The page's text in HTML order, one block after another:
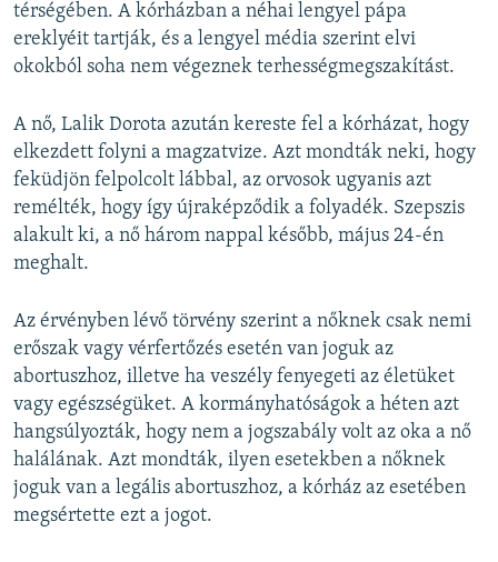
térségében. A kórházban a néhai lengyel pápa
ereklyéit tartják, és a lengyel média szerint elvi
okokból soha nem végeznek terhességmegszakítást.
A nő, Lalik Dorota azután kereste fel a kórházat, hogy
elkezdett folyni a magzatvize. Azt mondták neki, hogy
feküdjön felpolcolt lábbal, az orvosok ugyanis azt
remélték, hogy így újraképződik a folyadék. Szepszis
alakult ki, a nő három nappal később, május 24-én
meghalt.
Az érvényben lévő törvény szerint a nőknek csak nemi
erőszak vagy vérfertőzés esetén van joguk az
abortuszhoz, illetve ha veszély fenyegeti az életüket
vagy egészségüket. A kormányhatóságok a héten azt
hangsúlyozták, hogy nem a jogszabály volt az oka a nő
halálának. Azt mondták, ilyen esetekben a nőknek
joguk van a legális abortuszhoz, a kórház az esetében
megsértette ezt a jogot.